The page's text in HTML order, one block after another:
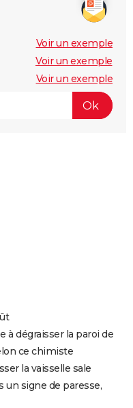
Voir un exemple
Voir un exemple
Voir un exemple
à dégraisser la paroi de
ce chimiste
la vaisselle sale
un signe de paresse,